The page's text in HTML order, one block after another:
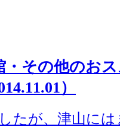
・その他のお
）
たが、津山に